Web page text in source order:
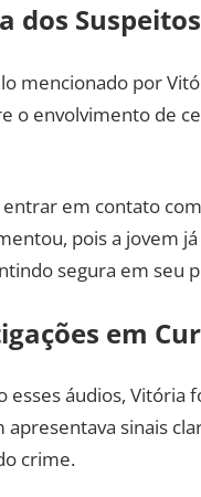
dos Suspeitos
mencionado por
o envolvimento de
em contato
pois a jovem
segura em seu
em
áudios, Vitória
sinais
crime.